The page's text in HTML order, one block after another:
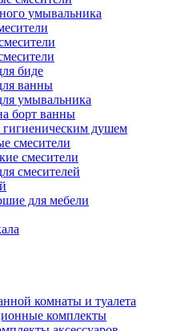
умывальника
биде
ванны
умывальника
борт ванны
гигиеническим душем
смесители
смесители
смесителей
для мебели
комнаты и туалета
комплекты